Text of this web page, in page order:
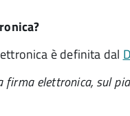
è definita dal
firma elettronica, sul